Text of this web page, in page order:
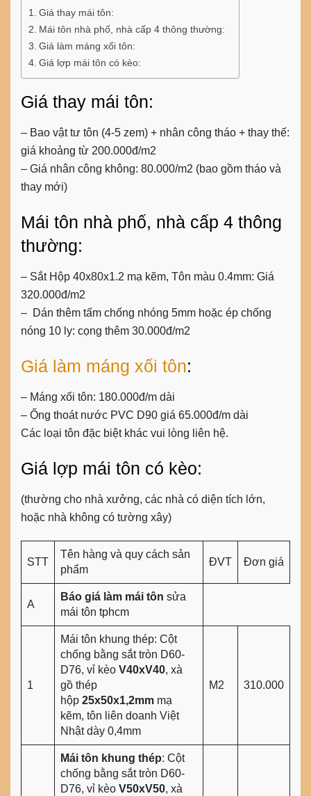
Giá thay mái tôn:
Mái tôn nhà phố, nhà cấp 4 thông thường:
Giá làm máng xối tôn:
Giá lợp mái tôn có kèo:
Giá thay mái tôn:
– Bao vật tư tôn (4-5 zem) + nhân công tháo + thay thế:
giá khoảng từ 200.000đ/m2
– Giá nhân công không: 80.000/m2 (bao gồm tháo và
thay mới)
Mái tôn nhà phố, nhà cấp 4 thông
thường:
– Sắt Hộp 40x80x1.2 mạ kẽm, Tôn màu 0.4mm: Giá
320.000đ/m2
– Dán thêm tấm chống nhóng 5mm hoặc ép chống
nóng 10 ly: cọng thêm 30.000đ/m2
Giá làm máng xối tôn:
– Máng xối tôn: 180.000đ/m dài
– Ống thoát nước PVC D90 giá 65.000đ/m dài
Các loại tôn đặc biệt khác vui lòng liên hệ.
Giá lợp mái tôn có kèo:
(thường cho nhà xưởng, các nhà có diện tích lớn,
hoặc nhà không có tường xây)
STT
Tên hàng và quy cách sản
phẩm
ĐVT Đơn giá
A
Báo giá làm mái tôn sửa
mái tôn tphcm
1
Mái tôn khung thép: Cột
chống bằng sắt tròn D60-
D76, vỉ kèo V40xV40, xà
gồ thép
hộp 25x50x1,2mm mạ
kẽm, tôn liên doanh Việt
Nhật dày 0,4mm
M2 310.000
Mái tôn khung thép: Cột
chống bằng sắt tròn D60-
D76, vỉ kèo V50xV50, xà